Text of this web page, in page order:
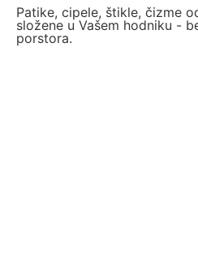
Patike, cipele, štikle, čizme
složene u Vašem hodniku -
porstora.